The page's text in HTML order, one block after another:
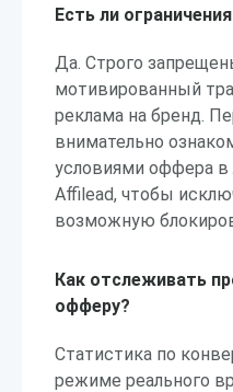
Есть ли
Да. Строго
мотивированный
реклама на бренд.
внимательно
условиями оффера в
Affilead, чтобы
возможную
Как отслеживать
офферу?
Статистика по
режиме реального